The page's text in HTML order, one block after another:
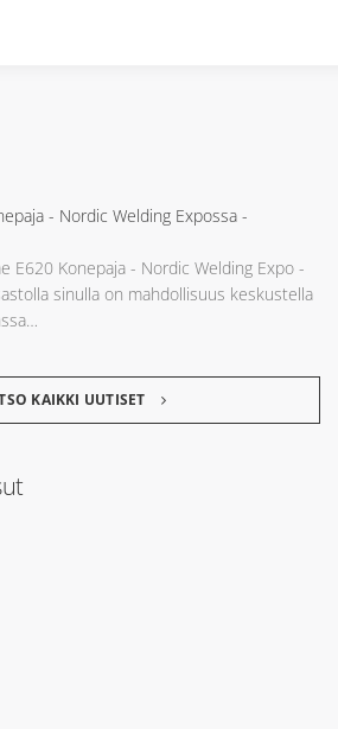
- Nordic Welding Expossa -
E620 Konepaja - Nordic Welding Expo -
sinulla on mahdollisuus keskustella
KAIKKI UUTISET